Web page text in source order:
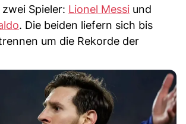
Spieler: Lionel Messi und
. Die beiden liefern sich bis
um die Rekorde der